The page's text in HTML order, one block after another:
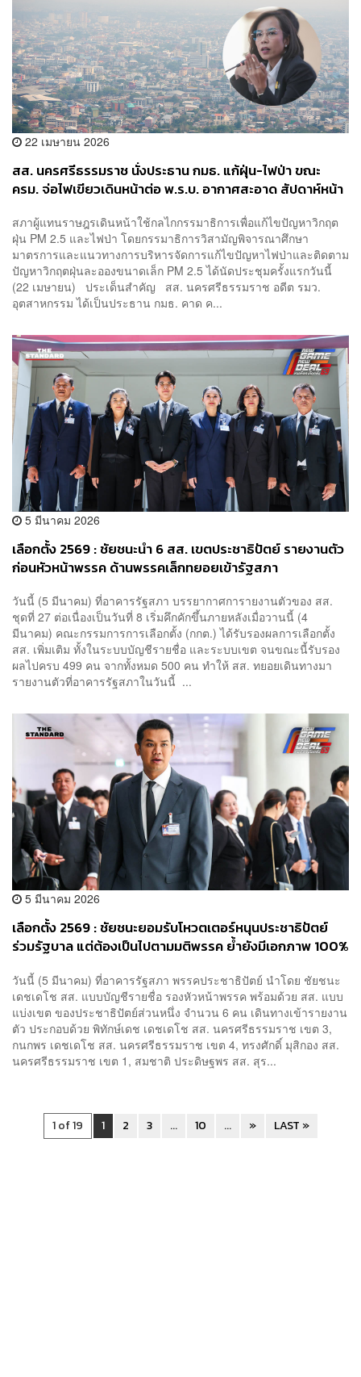
22 เมษายน 2026
สส. นครศรีธรรมราช นั่งประธาน กมธ. แก้ฝุ่น-ไฟป่า ขณะ
ครม. จ่อไฟเขียวเดินหน้าต่อ พ.ร.บ. อากาศสะอาด สัปดาห์หน้า
สภาผู้แทนราษฎรเดินหน้าใช้กลไกกรรมาธิการเพื่อแก้ไขปัญหาวิกฤต
ฝุ่น PM 2.5 และไฟป่า โดยกรรมาธิการวิสามัญพิจารณาศึกษา
มาตรการและแนวทางการบริหารจัดการแก้ไขปัญหาไฟป่าและติดตาม
ปัญหาวิกฤตฝุ่นละอองขนาดเล็ก PM 2.5 ได้นัดประชุมครั้งแรกวันนี้
(22 เมษายน) ประเด็นสำคัญ สส. นครศรีธรรมราช อดีต รมว.
อุตสาหกรรม ได้เป็นประธาน กมธ. คาด ค...
5 มีนาคม 2026
เลือกตั้ง 2569 : ชัยชนะนำ 6 สส. เขตประชาธิปัตย์ รายงานตัว
ก่อนหัวหน้าพรรค ด้านพรรคเล็กทยอยเข้ารัฐสภา
วันนี้ (5 มีนาคม) ที่อาคารรัฐสภา บรรยากาศการายงานตัวของ สส.
ชุดที่ 27 ต่อเนื่องเป็นวันที่ 8 เริ่มคึกคักขึ้นภายหลังเมื่อวานนี้ (4
มีนาคม) คณะกรรมการการเลือกตั้ง (กกต.) ได้รับรองผลการเลือกตั้ง
สส. เพิ่มเติม ทั้งในระบบบัญชีรายชื่อ และระบบเขต จนขณะนี้รับรอง
ผลไปครบ 499 คน จากทั้งหมด 500 คน ทำให้ สส. ทยอยเดินทางมา
รายงานตัวที่อาคารรัฐสภาในวันนี้ ...
5 มีนาคม 2026
เลือกตั้ง 2569 : ชัยชนะยอมรับโหวตเตอร์หนุนประชาธิปัตย์
ร่วมรัฐบาล แต่ต้องเป็นไปตามมติพรรค ย้ำยังมีเอกภาพ 100%
​วันนี้ (5 มีนาคม) ที่อาคารรัฐสภา พรรคประชาธิปัตย์ นำโดย ชัยชนะ
เดชเดโช สส. แบบบัญชีรายชื่อ รองหัวหน้าพรรค พร้อมด้วย สส. แบบ
แบ่งเขต ของประชาธิปัตย์ส่วนหนึ่ง จำนวน 6 คน เดินทางเข้ารายงาน
ตัว ประกอบด้วย พิทักษ์เดช เดชเดโช สส. นครศรีธรรมราช เขต 3,
กนกพร เดชเดโช สส. นครศรีธรรมราช เขต 4, ทรงศักดิ์ มุสิกอง สส.
นครศรีธรรมราช เขต 1, สมชาติ ประดิษฐพร สส. สุร...
1 of 19 1 2 3 ... 10 ... » LAST »